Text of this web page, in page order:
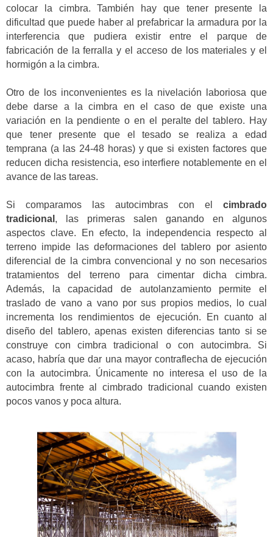
colocar la cimbra. También hay que tener presente la
dificultad que puede haber al prefabricar la armadura por la
interferencia que pudiera existir entre el parque de
fabricación de la ferralla y el acceso de los materiales y el
hormigón a la cimbra.
Otro de los inconvenientes es la nivelación laboriosa que
debe darse a la cimbra en el caso de que existe una
variación en la pendiente o en el peralte del tablero. Hay
que tener presente que el tesado se realiza a edad
temprana (a las 24-48 horas) y que si existen factores que
reducen dicha resistencia, eso interfiere notablemente en el
avance de las tareas.
Si comparamos las autocimbras con el cimbrado
tradicional , las primeras salen ganando en algunos
aspectos clave. En efecto, la independencia respecto al
terreno impide las deformaciones del tablero por asiento
diferencial de la cimbra convencional y no son necesarios
tratamientos del terreno para cimentar dicha cimbra.
Además, la capacidad de autolanzamiento permite el
traslado de vano a vano por sus propios medios, lo cual
incrementa los rendimientos de ejecución. En cuanto al
diseño del tablero, apenas existen diferencias tanto si se
construye con cimbra tradicional o con autocimbra. Si
acaso, habría que dar una mayor contraflecha de ejecución
con la autocimbra. Únicamente no interesa el uso de la
autocimbra frente al cimbrado tradicional cuando existen
pocos vanos y poca altura.